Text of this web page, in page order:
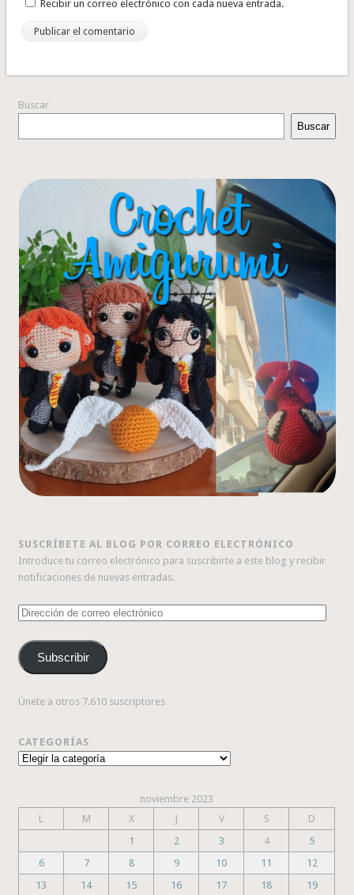
Recibir un correo electrónico con cada nueva entrada.
Buscar
Buscar
SUSCRÍBETE AL BLOG POR CORREO ELECTRÓNICO
Introduce tu correo electrónico para suscribirte a este blog y recibir
notificaciones de nuevas entradas.
Dirección
correo
electrónico
Subscribir
Únete a otros 7.610 suscriptores
CATEGORÍAS
Categorías
noviembre 2023
L
M X J V S
D
1
2 3 4
5
6
7 8 9 10 11
12
13
14 15 16 17 18
19